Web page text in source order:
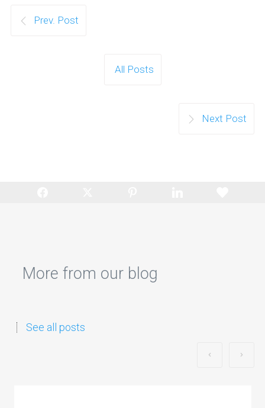
Prev. Post
All Posts
Next Post
More from our blog
See all posts